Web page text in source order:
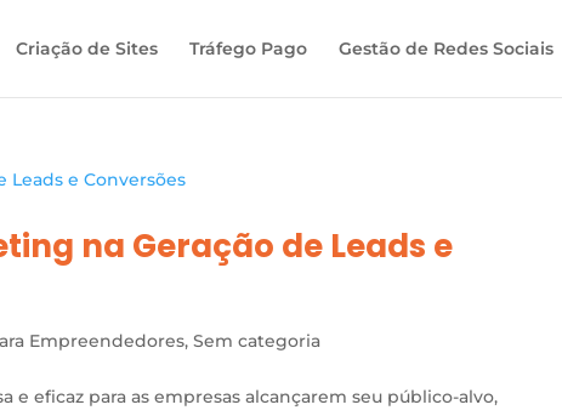
Criação de Sites Tráfego Pago Gestão de Redes Sociais
na Geração de Leads e
Empreendedores,Sem categoria
eficaz para as empresas alcançarem seu público-alvo,